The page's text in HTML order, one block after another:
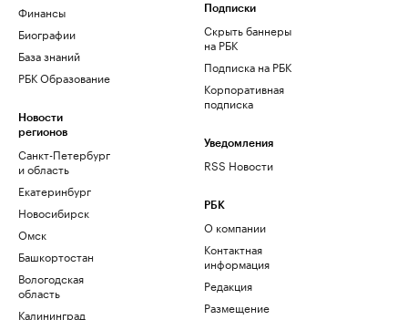
Финансы
Биографии
База знаний
РБК Образование
Новости
регионов
Санкт-Петербург
и область
Екатеринбург
Новосибирск
Омск
Башкортостан
Вологодская
область
Калининград
Подписки
Скрыть баннеры
на РБК
Подписка на РБК
Корпоративная
подписка
Уведомления
RSS Новости
РБК
О компании
Контактная
информация
Редакция
Размещение